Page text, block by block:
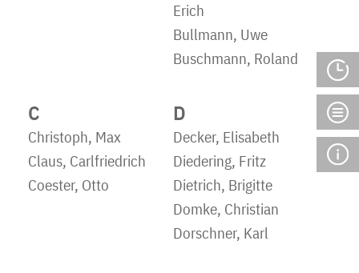
Erich
Bullmann, Uwe
Buschmann, Roland
C
Christoph, Max
Claus, Carlfriedrich
Coester, Otto
D
Decker, Elisabeth
Diedering, Fritz
Dietrich, Brigitte
Domke, Christian
Dorschner, Karl